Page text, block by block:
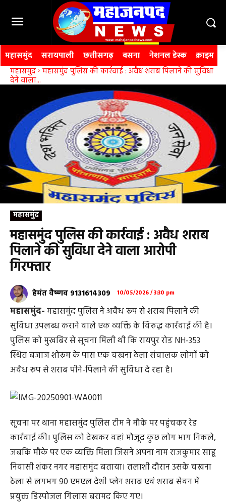
महासमुंद सरायपाली छत्तीसगढ़ बसना नेशनल डेस्क क्राइम
महासमुंद महासमुंद पुलिस की कार्रवाई : अवैध शराब पिलाने की सुविधा
देने वाला...
महासमुंद
महासमुंद पुलिस की कार्रवाई : अवैध शराब
पिलाने की सुविधा देने वाला आरोपी
गिरफ्तार
हेमंत वैष्णव 9131614309 10/05/2026 / 3:30 pm
महासमुंद-महासमुंद पुलिस ने अवैध रूप से शराब पिलाने की
सुविधा उपलब्ध कराने वाले एक व्यक्ति के विरुद्ध कार्रवाई की है।
पुलिस को मुखबिर से सूचना मिली थी कि रायपुर रोड NH-353
स्थित बजाज शोरूम के पास एक चखना ठेला संचालक लोगों को
अवैध रूप से शराब पीने-पिलाने की सुविधा दे रहा है।
सूचना पर थाना महासमुंद पुलिस टीम ने मौके पर पहुंचकर रेड
कार्रवाई की। पुलिस को देखकर वहां मौजूद कुछ लोग भाग निकले,
जबकि मौके पर एक व्यक्ति मिला जिसने अपना नाम राजकुमार साहू
निवासी शंकर नगर महासमुंद बताया। तलाशी दौरान उसके चखना
ठेला से लगभग 90 एमएल देशी प्लेन शराब एवं शराब सेवन में
प्रयुक्त डिस्पोजल गिलास बरामद किए गए।